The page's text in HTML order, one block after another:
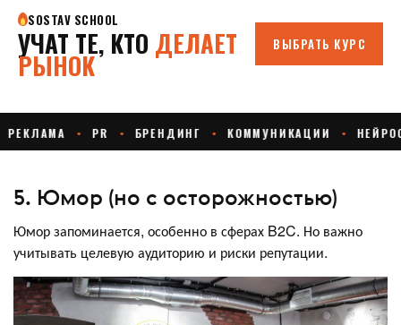
5. Юмор (но с осторожностью)
Юмор запоминается, особенно в сферах B2C. Но важно
учитывать целевую аудиторию и риски репутации.